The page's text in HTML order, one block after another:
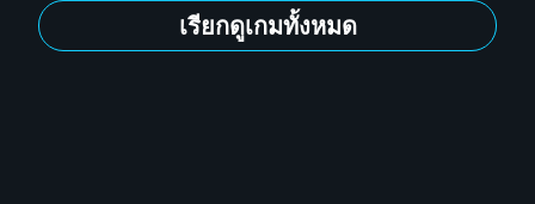
เรียกดูเกมทั้งหมด